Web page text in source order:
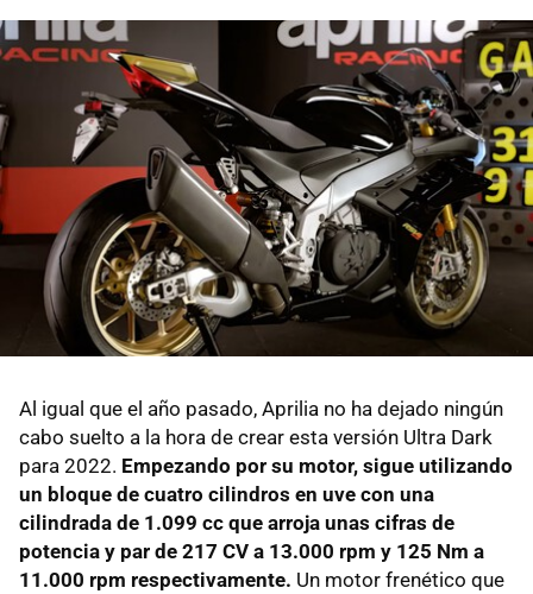
Al igual que el año pasado, Aprilia no ha dejado ningún
cabo suelto a la hora de crear esta versión Ultra Dark
para 2022. Empezando por su motor, sigue utilizando
un bloque de cuatro cilindros en uve con una
cilindrada de 1.099 cc que arroja unas cifras de
potencia y par de 217 CV a 13.000 rpm y 125 Nm a
11.000 rpm respectivamente. Un motor frenético que